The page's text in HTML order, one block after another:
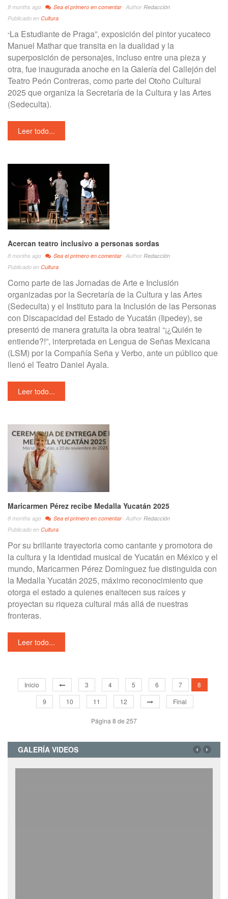
8 months ago Sea el primero en comentar Author Redacción
Publicado en Cultura
“La Estudiante de Praga”, exposición del pintor yucateco
Manuel Mathar que transita en la dualidad y la
superposición de personajes, incluso entre una pieza y
otra, fue inaugurada anoche en la Galería del Callejón del
Teatro Peón Contreras, como parte del Otoño Cultural
2025 que organiza la Secretaría de la Cultura y las Artes
(Sedeculta).
Leer todo...
Acercan teatro inclusivo a personas sordas
8 months ago Sea el primero en comentar Author Redacción
Publicado en Cultura
Como parte de las Jornadas de Arte e Inclusión
organizadas por la Secretaría de la Cultura y las Artes
(Sedeculta) y el Instituto para la Inclusión de las Personas
con Discapacidad del Estado de Yucatán (Iipedey), se
presentó de manera gratuita la obra teatral “¡¿Quién te
entiende?!”, interpretada en Lengua de Señas Mexicana
(LSM) por la Compañía Seña y Verbo, ante un público que
llenó el Teatro Daniel Ayala.
Leer todo...
Maricarmen Pérez recibe Medalla Yucatán 2025
8 months ago Sea el primero en comentar Author Redacción
Publicado en Cultura
Por su brillante trayectoria como cantante y promotora de
la cultura y la identidad musical de Yucatán en México y el
mundo, Maricarmen Pérez Domínguez fue distinguida con
la Medalla Yucatán 2025, máximo reconocimiento que
otorga el estado a quienes enaltecen sus raíces y
proyectan su riqueza cultural más allá de nuestras
fronteras.
Leer todo...
Inicio 3 4 5 6 7
8
9
10 11 12 Final
Página 8 de 257
GALERÍA VIDEOS